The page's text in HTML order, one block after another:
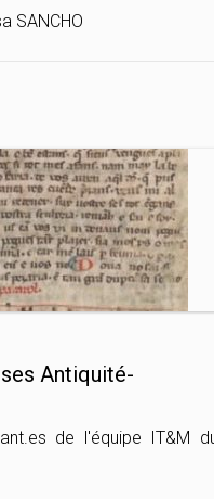
SANCHO
Antiquité-
de l'équipe IT&M